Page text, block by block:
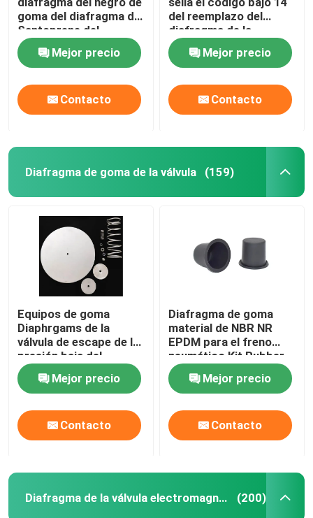
goma del diafragma de
Santoprene del
diafragma de 0.5-inch
01101058 WILDEN
Mejor precio
Contacto
del reemplazo del
diafragma de la
permeabilidad de gas
EPDM Mejor precio
Contacto
Diafragma de goma de la válvula (159)
Equipos de goma
Diaphrgams de la
válvula de escape de la
presión baja del
diafragma de la válvula
material del CR
Mejor precio
Contacto
Diafragma de goma
material de NBR NR
EPDM para el freno
neumático Kit Rubber
Diaphragm
Mejor precio
Contacto
Diafragma de la válvula electromagnética (200)